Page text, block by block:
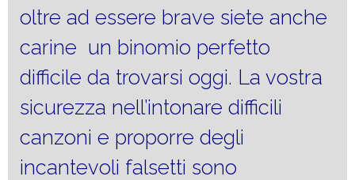
oltre ad essere brave siete anche
carine un binomio perfetto
difficile da trovarsi oggi. La vostra
sicurezza nell’intonare difficili
canzoni e proporre degli
incantevoli falsetti sono